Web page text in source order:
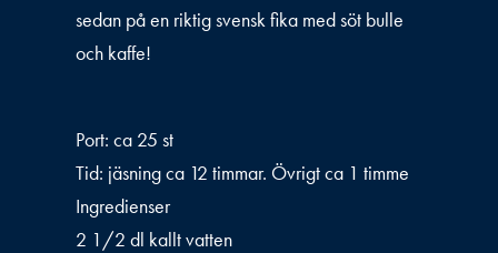
sedan på en riktig svensk fika med söt bulle
och kaffe!
Port: ca 25 st
Tid: jäsning ca 12 timmar. Övrigt ca 1 timme
Ingredienser
2 1/2 dl kallt vatten